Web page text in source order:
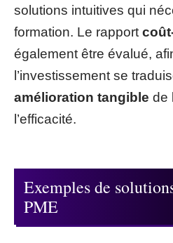
solutions intuitives qui
formation. Le rapport
également être évalué,
l’investissement se
amélioration tangible de
l’efficacité.
Exemples de
PME